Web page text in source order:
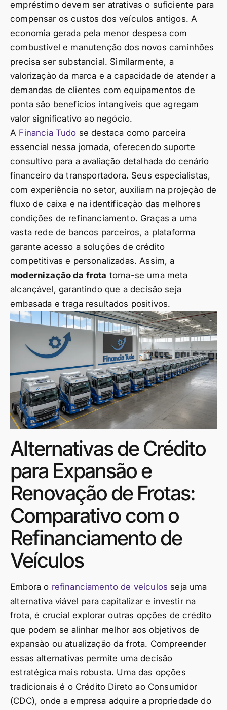
empréstimo devem ser atrativas o suficiente para
compensar os custos dos veículos antigos. A
economia gerada pela menor despesa com
combustível e manutenção dos novos caminhões
precisa ser substancial. Similarmente, a
valorização da marca e a capacidade de atender a
demandas de clientes com equipamentos de
ponta são benefícios intangíveis que agregam
valor significativo ao negócio.
A Financia Tudo se destaca como parceira
essencial nessa jornada, oferecendo suporte
consultivo para a avaliação detalhada do cenário
financeiro da transportadora. Seus especialistas,
com experiência no setor, auxiliam na projeção de
fluxo de caixa e na identificação das melhores
condições de refinanciamento. Graças a uma
vasta rede de bancos parceiros, a plataforma
garante acesso a soluções de crédito
competitivas e personalizadas. Assim, a
modernização da frota torna-se uma meta
alcançável, garantindo que a decisão seja
embasada e traga resultados positivos.
Alternativas de Crédito
para Expansão e
Renovação de Frotas:
Comparativo com o
Refinanciamento de
Veículos
Embora o refinanciamento de veículos seja uma
alternativa viável para capitalizar e investir na
frota, é crucial explorar outras opções de crédito
que podem se alinhar melhor aos objetivos de
expansão ou atualização da frota. Compreender
essas alternativas permite uma decisão
estratégica mais robusta. Uma das opções
tradicionais é o Crédito Direto ao Consumidor
(CDC), onde a empresa adquire a propriedade do